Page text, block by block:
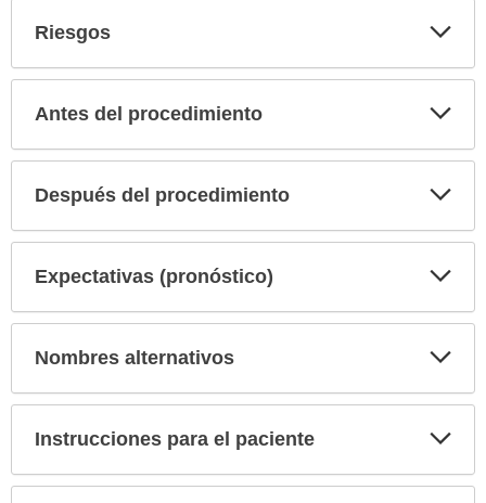
Riesgos
Antes del procedimiento
Después del procedimiento
Expectativas (pronóstico)
Nombres alternativos
Instrucciones para el paciente